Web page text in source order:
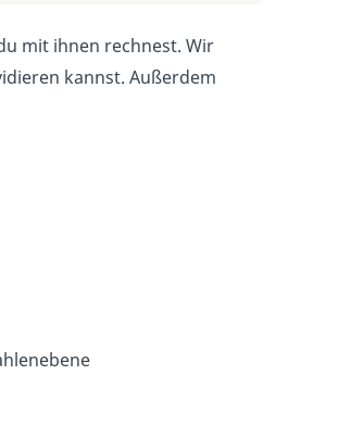
mit ihnen rechnest. Wir
kannst. Außerdem